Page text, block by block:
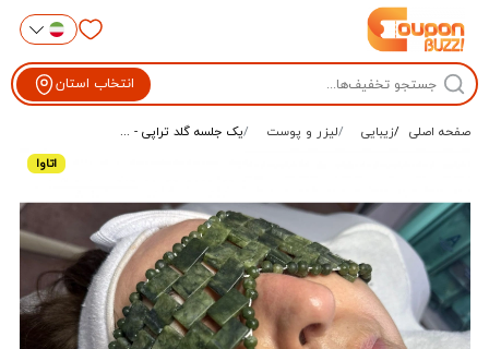
انتخاب استان
صفحه اصلی زیبایی لیزر و پوست یک جلسه گلد تراپی - ...
اتاوا